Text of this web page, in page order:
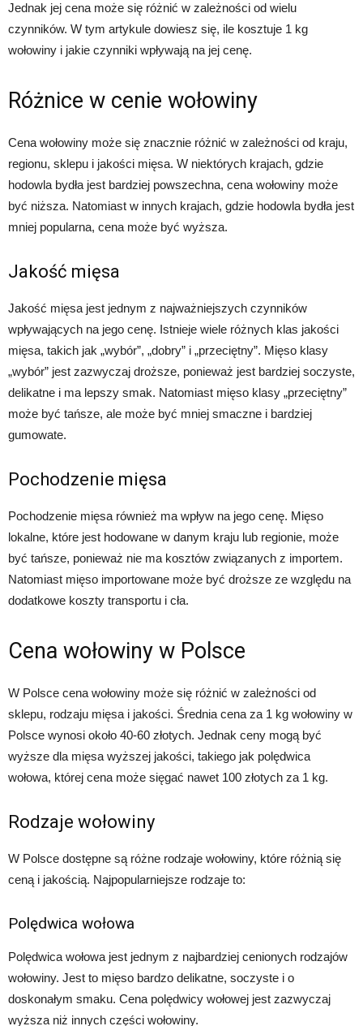
Jednak jej cena może się różnić w zależności od wielu
czynników. W tym artykule dowiesz się, ile kosztuje 1 kg
wołowiny i jakie czynniki wpływają na jej cenę.
Różnice w cenie wołowiny
Cena wołowiny może się znacznie różnić w zależności od kraju,
regionu, sklepu i jakości mięsa. W niektórych krajach, gdzie
hodowla bydła jest bardziej powszechna, cena wołowiny może
być niższa. Natomiast w innych krajach, gdzie hodowla bydła jest
mniej popularna, cena może być wyższa.
Jakość mięsa
Jakość mięsa jest jednym z najważniejszych czynników
wpływających na jego cenę. Istnieje wiele różnych klas jakości
mięsa, takich jak „wybór”, „dobry” i „przeciętny”. Mięso klasy
„wybór” jest zazwyczaj droższe, ponieważ jest bardziej soczyste,
delikatne i ma lepszy smak. Natomiast mięso klasy „przeciętny”
może być tańsze, ale może być mniej smaczne i bardziej
gumowate.
Pochodzenie mięsa
Pochodzenie mięsa również ma wpływ na jego cenę. Mięso
lokalne, które jest hodowane w danym kraju lub regionie, może
być tańsze, ponieważ nie ma kosztów związanych z importem.
Natomiast mięso importowane może być droższe ze względu na
dodatkowe koszty transportu i cła.
Cena wołowiny w Polsce
W Polsce cena wołowiny może się różnić w zależności od
sklepu, rodzaju mięsa i jakości. Średnia cena za 1 kg wołowiny w
Polsce wynosi około 40-60 złotych. Jednak ceny mogą być
wyższe dla mięsa wyższej jakości, takiego jak polędwica
wołowa, której cena może sięgać nawet 100 złotych za 1 kg.
Rodzaje wołowiny
W Polsce dostępne są różne rodzaje wołowiny, które różnią się
ceną i jakością. Najpopularniejsze rodzaje to:
Polędwica wołowa
Polędwica wołowa jest jednym z najbardziej cenionych rodzajów
wołowiny. Jest to mięso bardzo delikatne, soczyste i o
doskonałym smaku. Cena polędwicy wołowej jest zazwyczaj
wyższa niż innych części wołowiny.